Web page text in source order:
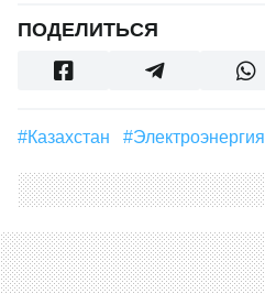
ПОДЕЛИТЬСЯ
#Казахстан #электроэнергия